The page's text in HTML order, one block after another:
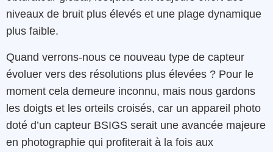
niveaux de bruit plus élevés et une plage dynamique
plus faible.
Quand verrons-nous ce nouveau type de capteur
évoluer vers des résolutions plus élevées ? Pour le
moment cela demeure inconnu, mais nous gardons
les doigts et les orteils croisés, car un appareil photo
doté d’un capteur BSIGS serait une avancée majeure
en photographie qui profiterait à la fois aux